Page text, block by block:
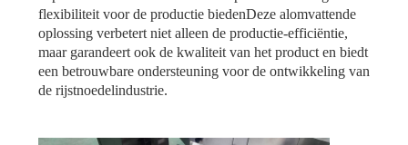
flexibiliteit voor de productie biedenDeze alomvattende
oplossing verbetert niet alleen de productie-efficiëntie,
maar garandeert ook de kwaliteit van het product en biedt
een betrouwbare ondersteuning voor de ontwikkeling van
de rijstnoedelindustrie.